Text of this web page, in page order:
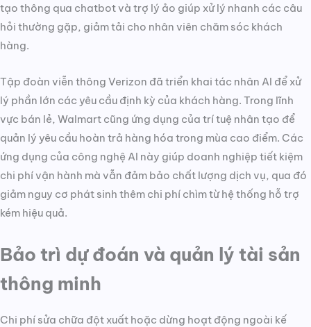
tạo thông qua chatbot và trợ lý ảo giúp xử lý nhanh các câu
hỏi thường gặp, giảm tải cho nhân viên chăm sóc khách
hàng.
Tập đoàn viễn thông Verizon đã triển khai tác nhân AI để xử
lý phần lớn các yêu cầu định kỳ của khách hàng. Trong lĩnh
vực bán lẻ, Walmart cũng ứng dụng của trí tuệ nhân tạo để
quản lý yêu cầu hoàn trả hàng hóa trong mùa cao điểm. Các
ứng dụng của công nghệ AI này giúp doanh nghiệp tiết kiệm
chi phí vận hành mà vẫn đảm bảo chất lượng dịch vụ, qua đó
giảm nguy cơ phát sinh thêm chi phí chìm từ hệ thống hỗ trợ
kém hiệu quả.
Bảo trì dự đoán và quản lý tài sản
thông minh
Chi phí sửa chữa đột xuất hoặc dừng hoạt động ngoài kế